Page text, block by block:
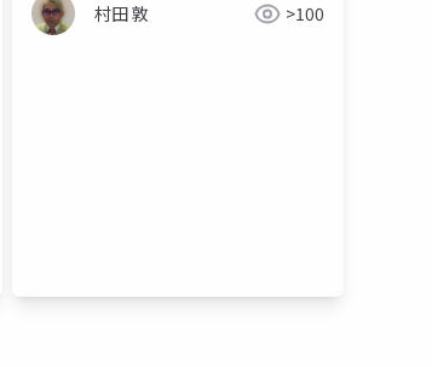
村田 敦 >100